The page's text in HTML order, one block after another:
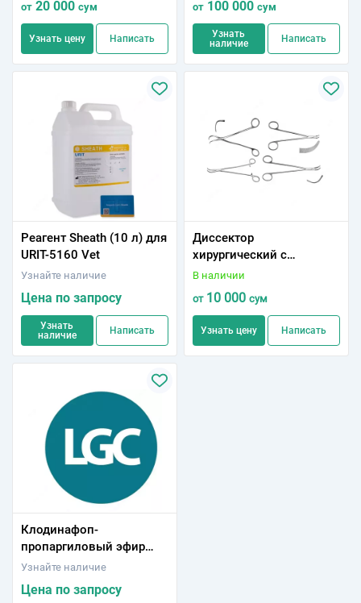
препаратам с
Амоксициллином 10 мкг
от 20 000 сум
Узнать цену Написать
от 100 000 сум
Узнать
наличие
Написать
Реагент Sheath (10 л) для
URIT-5160 Vet
Узнайте наличие
Цена по запросу
Узнать
наличие
Написать
Диссектоp
хирургический с
разными размерами
В наличии
от10 000 сум
Узнать цену Написать
Клодинафоп-
пропаргиловый эфир
100 mg, есть ISO 17034
Узнайте наличие
Цена по запросу